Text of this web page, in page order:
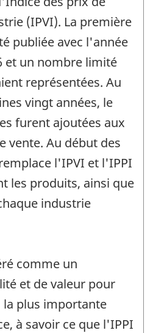
(IPVI). La première
publiée avec l'année
et un nombre limité
représentées. Au
vingt années, le
furent ajoutées aux
vente. Au début des
l'IPVI et l'IPPI
les produits, ainsi que
industrie
comme un
et de valeur pour
la plus importante
à savoir ce que l'IPPI